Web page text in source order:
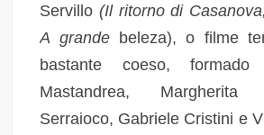
Servillo(Il ritorno di
A grandebeleza), o filme
bastante coeso,
Mastandrea,
Serraioco, Gabriele Cristini e